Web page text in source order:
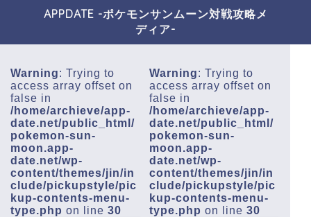
APPDATE -ポケモンサンムーン対戦攻略メ
ディア-
Warning: Trying to
access array offset on
false in
/home/archieve/app-
date.net/public_html/
pokemon-sun-
moon.app-
date.net/wp-
content/themes/jin/in
clude/pickupstyle/pic
kup-contents-menu-
type.php on line 30
Warning: Trying to
access array offset on
false in
/home/archieve/app-
date.net/public_html/
pokemon-sun-
moon.app-
date.net/wp-
content/themes/jin/in
clude/pickupstyle/pic
kup-contents-menu-
type.php on line 30